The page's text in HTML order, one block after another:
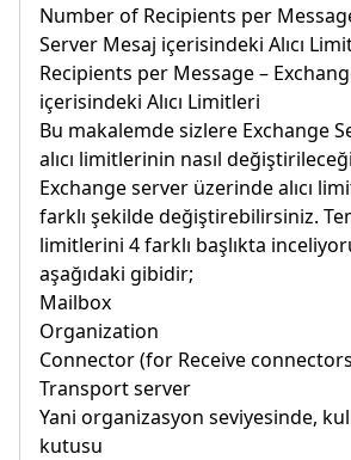
Number of Recipients per
Server Mesaj içerisindeki Alıcı
Recipients per Message –
içerisindeki Alıcı Limitleri
Bu makalemde sizlere Exchange
alıcı limitlerinin nasıl
Exchange server üzerinde alıcı
farklı şekilde değiştirebilirsiniz.
limitlerini 4 farklı başlıkta
aşağıdaki gibidir;
Mailbox
Organization
Connector (for Receive
Transport server
Yani organizasyon seviyesinde,
kutusu